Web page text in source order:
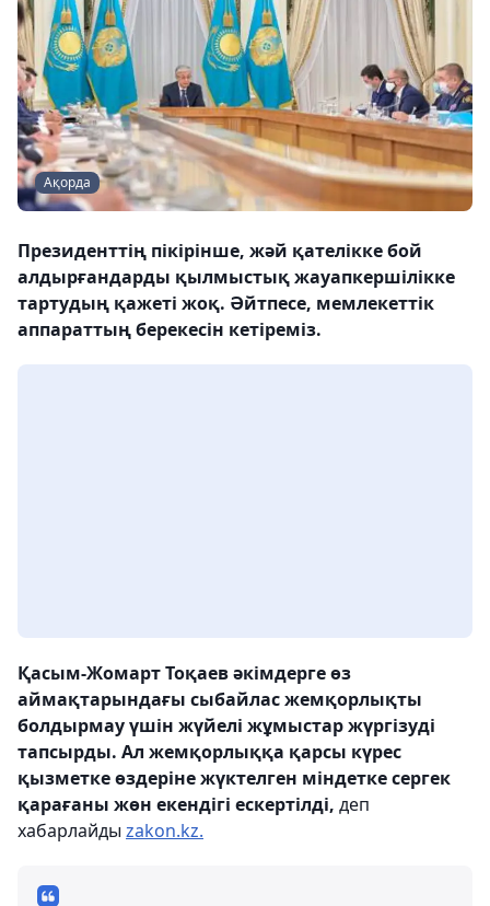
Ақорда
Президенттің пікірінше, жәй қателікке бой
алдырғандарды қылмыстық жауапкершілікке
тартудың қажеті жоқ. Әйтпесе, мемлекеттік
аппараттың берекесін кетіреміз.
Қасым-Жомарт Тоқаев әкімдерге өз
аймақтарындағы сыбайлас жемқорлықты
болдырмау үшін жүйелі жұмыстар жүргізуді
тапсырды. Ал жемқорлыққа қарсы күрес
қызметке өздеріне жүктелген міндетке сергек
қарағаны жөн екендігі ескертілді, деп
хабарлайды zakon.kz.